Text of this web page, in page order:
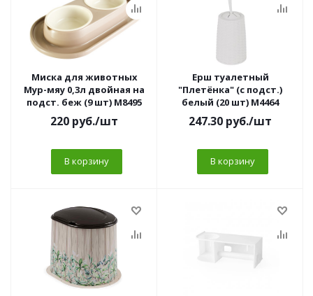
Миска для животных
Мур-мяу 0,3л двойная на
подст. беж (9 шт) М8495
220 руб./шт
В корзину
Ерш туалетный
"Плетёнка" (с подст.)
белый (20 шт) М4464
247.30 руб./шт
В корзину